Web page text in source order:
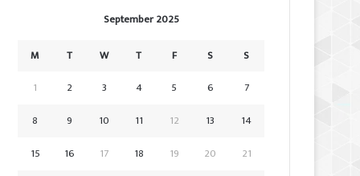
September 2025
M T W T F S
S
1
2 3 4 5 6
7
8
9 10 11 12 13
14
15
16 17 18 19 20 21